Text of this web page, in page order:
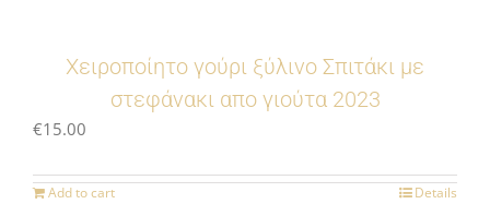
Χειροποίητο γούρι ξύλινο Σπιτάκι με
στεφάνακι απο γιούτα 2023
€15.00
Add to cart Details